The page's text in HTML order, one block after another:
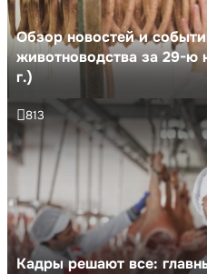
Обзор новостей и
животноводства за 29-ю
г.)
Кадры решают все:
813